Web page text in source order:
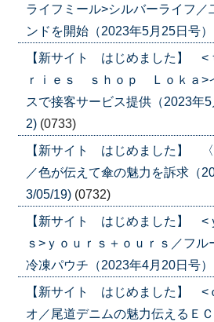
ライフミール>シルバーライフ／
ンドを開始（2023年5月25日号
【新サイト はじめました】 <
ｒｉｅｓ ｓｈｏｐ Ｌｏｋａ>
スで接客サービス提供（2023年
2) (0733)
【新サイト はじめました】 〈
／色が伝えて傘の魅力を訴求（
3/05/19) (0732)
【新サイト はじめました】 <
ｓ>ｙｏｕｒｓ＋ｏｕｒｓ／フル
冷凍パウチ（2023年4月20日号
【新サイト はじめました】 <
オ／尾道デニムの魅力伝えるＥ